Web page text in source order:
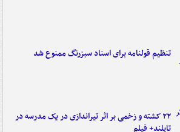
تنظیم قولنامه برای اسناد سبزرنگ ممنوع شد
۲۲ کشته و زخمی بر اثر تیراندازی در یک مدرسه در
تایلند+ فیلم